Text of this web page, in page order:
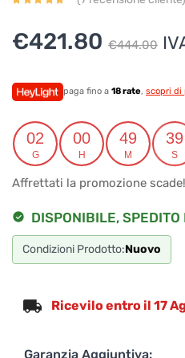
€444.00 Il
€421.80
Il
è:
paga fino a 18 rate, scopri di
02
G
00
H
49
M
38
S
Affrettati la promozione scade!
DISPONIBILE,
Condizioni Prodotto:Nuovo
Ricevilo entro il 17
Garanzia Aggiuntiva: